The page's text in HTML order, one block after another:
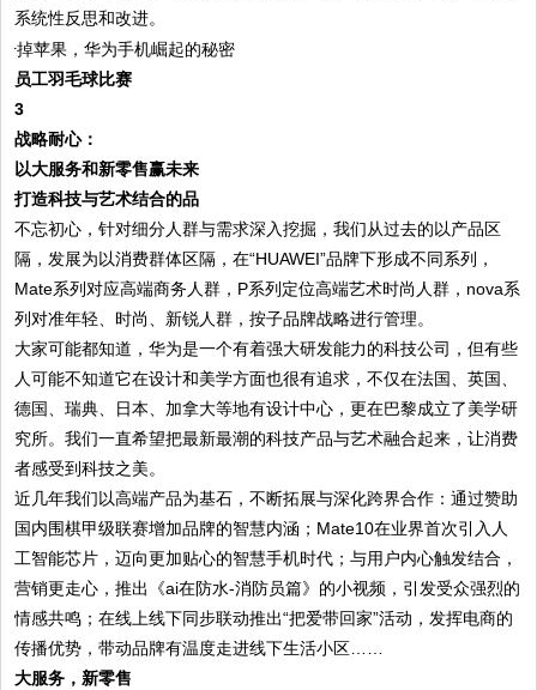
系统性反思和改进。
员工羽毛球比赛
3
战略耐心：
以大服务和新零售赢未来
打造科技与艺术结合的品
不忘初心，针对细分人群与需求深入挖掘，我们从过去的以产品区
隔，发展为以消费群体区隔，在“HUAWEI”品牌下形成不同系列，
Mate系列对应高端商务人群，P系列定位高端艺术时尚人群，nova系
列对准年轻、时尚、新锐人群，按子品牌战略进行管理。
大家可能都知道，华为是一个有着强大研发能力的科技公司，但有些
人可能不知道它在设计和美学方面也很有追求，不仅在法国、英国、
德国、瑞典、日本、加拿大等地有设计中心，更在巴黎成立了美学研
究所。我们一直希望把最新最潮的科技产品与艺术融合起来，让消费
者感受到科技之美。
近几年我们以高端产品为基石，不断拓展与深化跨界合作：通过赞助
国内围棋甲级联赛增加品牌的智慧内涵；Mate10在业界首次引入人
工智能芯片，迈向更加贴心的智慧手机时代；与用户内心触发结合，
营销更走心，推出《ai在防水-消防员篇》的小视频，引发受众强烈的
情感共鸣；在线上线下同步联动推出“把爱带回家”活动，发挥电商的
传播优势，带动品牌有温度走进线下生活小区……
大服务，新零售